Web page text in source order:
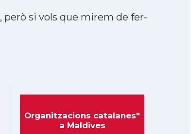
, però si vols que mirem de fer-
Organitzacions catalanes*
a Maldives